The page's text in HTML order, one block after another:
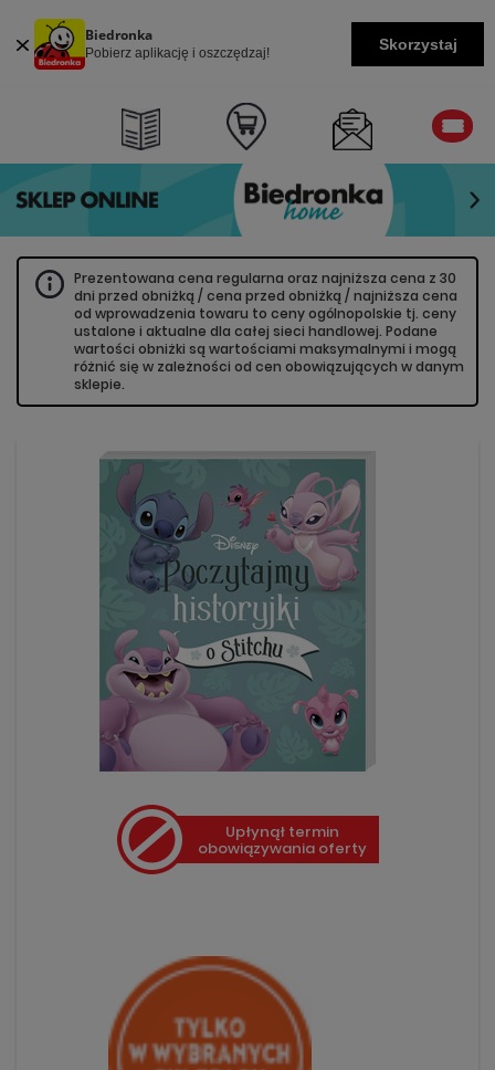
Biedronka
Pobierz aplikację i oszczędzaj! Skorzystaj
Prezentowana cena regularna oraz najniższa cena z 30
dni przed obniżką / cena przed obniżką / najniższa cena
od wprowadzenia towaru to ceny ogólnopolskie tj. ceny
ustalone i aktualne dla całej sieci handlowej. Podane
wartości obniżki są wartościami maksymalnymi i mogą
różnić się w zależności od cen obowiązujących w danym
sklepie.
Upłynął termin
obowiązywania oferty